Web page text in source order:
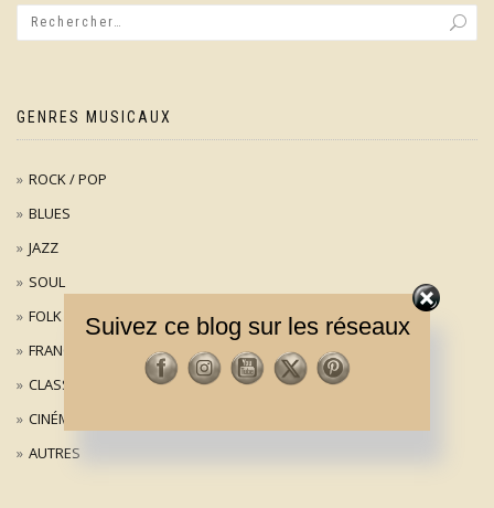
GENRES MUSICAUX
ROCK / POP
BLUES
JAZZ
SOUL
FOLK
FRANÇAIS
CLASSIQUE
CINÉMA
AUTRES
Suivez ce blog sur les réseaux